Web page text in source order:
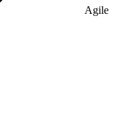
Agile